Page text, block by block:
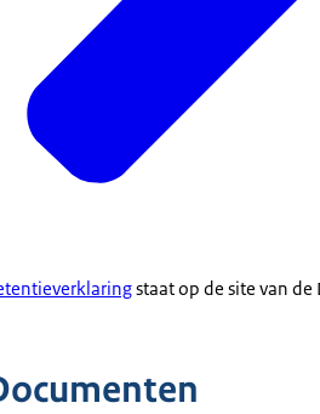
staat op de site van